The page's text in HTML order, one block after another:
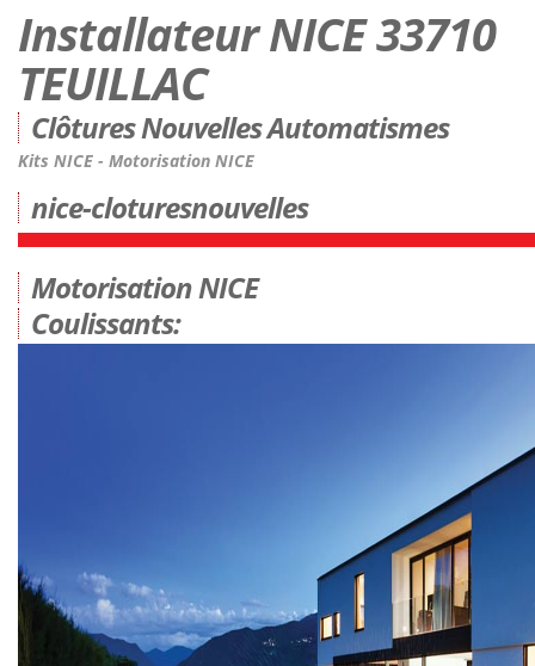
Installateur NICE 33710
TEUILLAC
Clôtures Nouvelles Automatismes
Kits NICE - Motorisation NICE
nice-cloturesnouvelles
Motorisation NICE
Coulissants: